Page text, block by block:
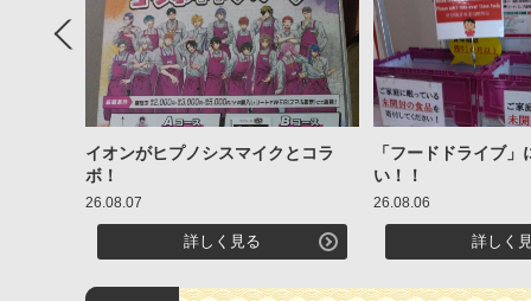
Previous
イオンがヒプノシスマイクとコラ
ボ！
26.08.07
詳しく見る
「フードドライブ
い！！
26.08.06
詳しく